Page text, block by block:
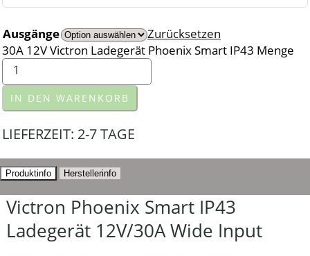
Ausgänge
Zurücksetzen
30A 12V Victron Ladegerät Phoenix Smart IP43 Menge
IN DEN WARENKORB
LIEFERZEIT: 2-7 TAGE
Produktinfo Herstellerinfo
Victron Phoenix Smart IP43
Ladegerät 12V/30A Wide Input